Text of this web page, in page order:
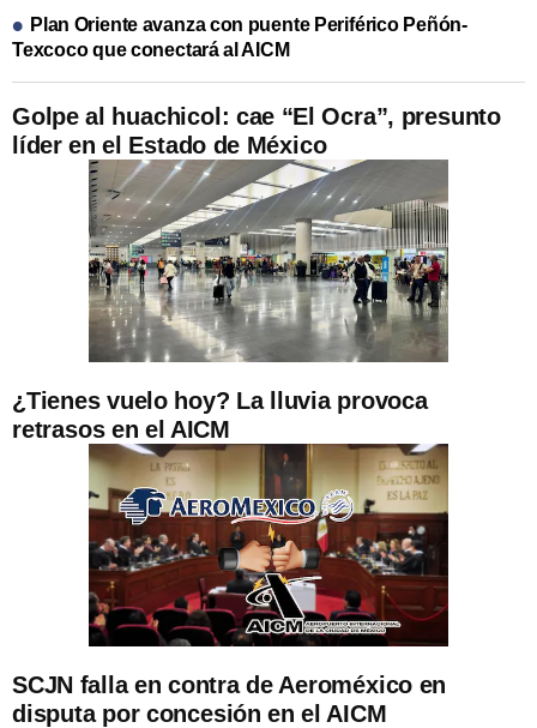
Golpe al huachicol: cae “El Ocra”, presunto
líder en el Estado de México
¿Tienes vuelo hoy? La lluvia provoca
retrasos en el AICM
Plan Oriente avanza con puente Periférico Peñón-
Texcoco que conectará al AICM
SCJN falla en contra de Aeroméxico en
disputa por concesión en el AICM